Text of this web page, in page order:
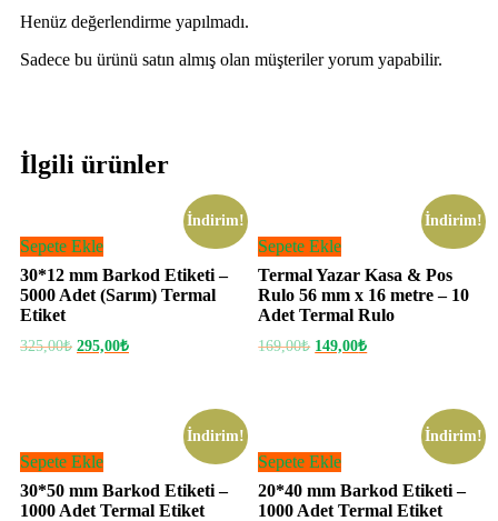
Henüz değerlendirme yapılmadı.
Sadece bu ürünü satın almış olan müşteriler yorum yapabilir.
İlgili ürünler
İndirim!
Sepete Ekle
30*12 mm Barkod Etiketi –
5000 Adet (Sarım) Termal
Etiket
325,00₺ 295,00₺
İndirim!
Sepete Ekle
Termal Yazar Kasa & Pos
Rulo 56 mm x 16 metre – 10
Adet Termal Rulo
169,00₺ 149,00₺
İndirim!
Sepete Ekle
30*50 mm Barkod Etiketi –
1000 Adet Termal Etiket
İndirim!
Sepete Ekle
20*40 mm Barkod Etiketi –
1000 Adet Termal Etiket